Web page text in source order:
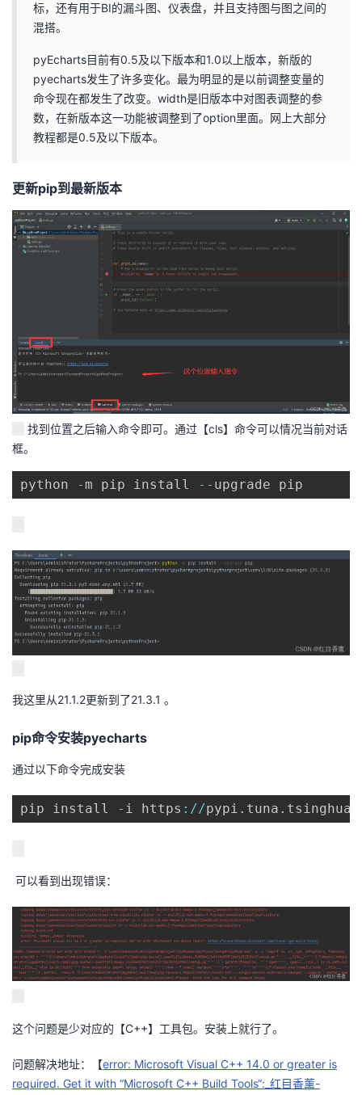
客
论
坛
的
圈
子
我
的
直
播
我
的
活
我
的
注
的
开
发
学
堂
我
课
的
证
我
实
验
的
收
藏
我
的
Programs
我
的
持
我
的
术
持
我
云
建
议
标，还有用于BI的漏斗图、仪表盘，并且支持图与图之间的
混搭。
pyEcharts目前有0.5及以下版本和1.0以上版本，新版的
pyecharts发生了许多变化。最为明显的是以前调整变量的
命令现在都发生了改变。width是旧版本中对图表调整的参
数，在新版本这一功能被调整到了option里面。网上大部分
教程都是0.5及以下版本。
更新pip到最新版本
找到位置之后输入命令即可。通过【cls】命令可以情况当前对话
框。
python - m pip install -- upgrade pip
我这里从21.1.2更新到了21.3.1 。
pip命令安装pyecharts
通过以下命令完成安装
pip install - i https : //pypi . tuna . tsinghua
可以看到出现错误：
这个问题是少对应的【C++】工具包。安装上就行了。
问题解决地址：【error: Microsoft Visual C++ 14.0 or greater is
required. Get it with “Microsoft C++ Build Tools“:_红目香薰-